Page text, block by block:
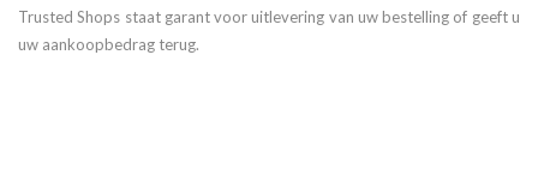
Trusted Shops staat garant voor uitlevering van uw bestelling of geeft u
uw aankoopbedrag terug.